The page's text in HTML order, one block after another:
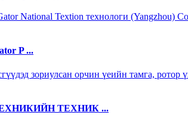
P ...
ТЕХНИК ...